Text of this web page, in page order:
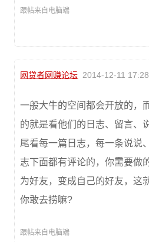
跟帖来自电脑端
网贷者网赚论坛 2014-12-11
一般大牛的空间都会开放的，
的就是看他们的日志、留言、
尾看每一篇日志，每一条说说
志下面都有评论的，你需要做
为好友，变成自己的好友，这
你敢去捞嘛?
跟帖来自电脑端